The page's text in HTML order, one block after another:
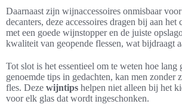
Daarnaast zijn wijnaccessoires onmisbaar
decanters, deze accessoires dragen bij aan
met een goede wijnstopper en de juiste
kwaliteit van geopende flessen, wat bijdraagt
Tot slot is het essentieel om te weten hoe
genoemde tips in gedachten, kan men zonder
fles. Deze wijntips helpen niet alleen bij het
voor elk glas dat wordt ingeschonken.